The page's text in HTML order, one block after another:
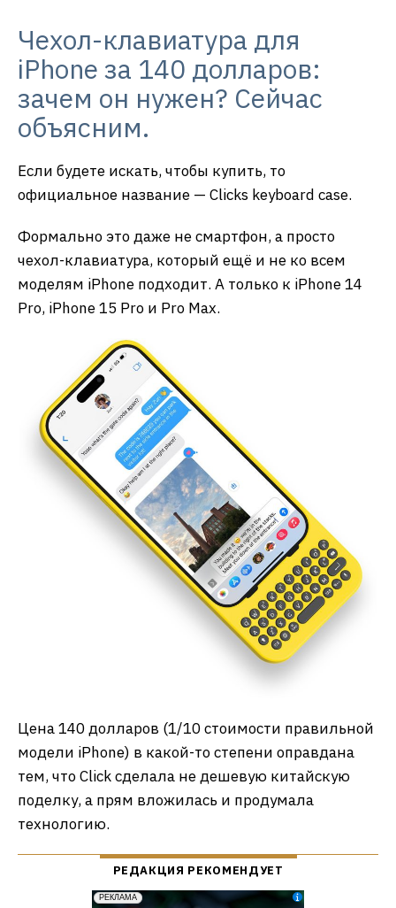
Чехол-клавиатура для
iPhone за 140 долларов:
зачем он нужен? Сейчас
объясним.
Если будете искать, чтобы купить, то
официальное название — Clicks keyboard case.
Формально это даже не смартфон, а просто
чехол-клавиатура, который ещё и не ко всем
моделям iPhone подходит. А только к iPhone 14
Pro, iPhone 15 Pro и Pro Max.
Цена 140 долларов (1/10 стоимости правильной
модели iPhone) в какой-то степени оправдана
тем, что Click сделала не дешевую китайскую
поделку, а прям вложилась и продумала
технологию.